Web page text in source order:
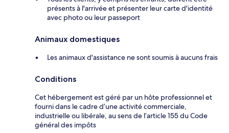
présents à l'arrivée et présenter leur carte d'identité
avec photo ou leur passeport
Animaux domestiques
Les animaux d'assistance ne sont soumis à aucuns frais
Conditions
Cet hébergement est géré par un hôte professionnel et
fourni dans le cadre d’une activité commerciale,
industrielle ou libérale, au sens de l’article 155 du Code
général des impôts